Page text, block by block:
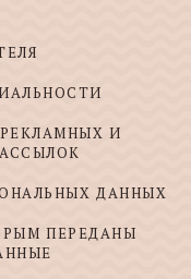
И
ДАННЫХ
ПЕРЕДАНЫ